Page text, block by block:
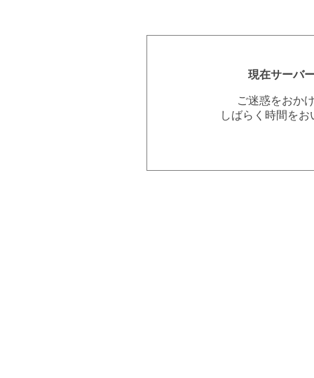
現在サーバ
ご迷惑をおか
しばらく時間を